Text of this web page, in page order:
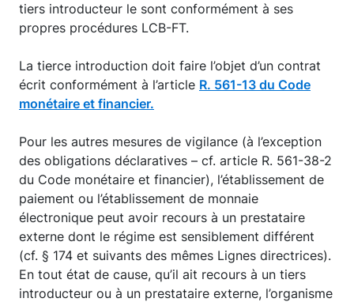
tiers introducteur le sont conformément à ses
propres procédures LCB-FT.
La tierce introduction doit faire l’objet d’un contrat
écrit conformément à l’article R. 561-13 du Code
monétaire et financier.
Pour les autres mesures de vigilance (à l’exception
des obligations déclaratives – cf. article R. 561-38-2
du Code monétaire et financier), l’établissement de
paiement ou l’établissement de monnaie
électronique peut avoir recours à un prestataire
externe dont le régime est sensiblement différent
(cf. § 174 et suivants des mêmes Lignes directrices).
En tout état de cause, qu’il ait recours à un tiers
introducteur ou à un prestataire externe, l’organisme